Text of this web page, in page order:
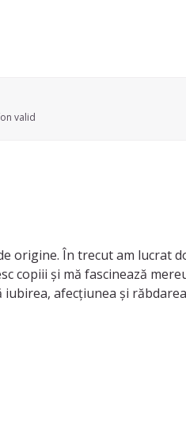
valid
origine. În trecut am lucrat
copiii și mă fascinează
afecțiunea și